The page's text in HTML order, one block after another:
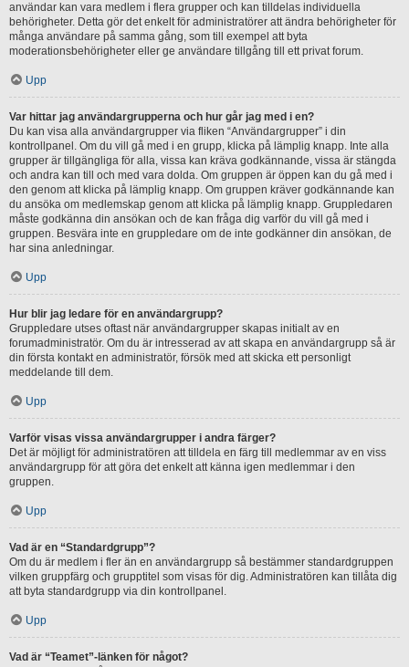
användar kan vara medlem i flera grupper och kan tilldelas individuella
behörigheter. Detta gör det enkelt för administratörer att ändra behörigheter för
många användare på samma gång, som till exempel att byta
moderationsbehörigheter eller ge användare tillgång till ett privat forum.
Upp
Var hittar jag användargrupperna och hur går jag med i en?
Du kan visa alla användargrupper via fliken “Användargrupper” i din
kontrollpanel. Om du vill gå med i en grupp, klicka på lämplig knapp. Inte alla
grupper är tillgängliga för alla, vissa kan kräva godkännande, vissa är stängda
och andra kan till och med vara dolda. Om gruppen är öppen kan du gå med i
den genom att klicka på lämplig knapp. Om gruppen kräver godkännande kan
du ansöka om medlemskap genom att klicka på lämplig knapp. Gruppledaren
måste godkänna din ansökan och de kan fråga dig varför du vill gå med i
gruppen. Besvära inte en gruppledare om de inte godkänner din ansökan, de
har sina anledningar.
Upp
Hur blir jag ledare för en användargrupp?
Gruppledare utses oftast när användargrupper skapas initialt av en
forumadministratör. Om du är intresserad av att skapa en användargrupp så är
din första kontakt en administratör, försök med att skicka ett personligt
meddelande till dem.
Upp
Varför visas vissa användargrupper i andra färger?
Det är möjligt för administratören att tilldela en färg till medlemmar av en viss
användargrupp för att göra det enkelt att känna igen medlemmar i den
gruppen.
Upp
Vad är en “Standardgrupp”?
Om du är medlem i fler än en användargrupp så bestämmer standardgruppen
vilken gruppfärg och grupptitel som visas för dig. Administratören kan tillåta dig
att byta standardgrupp via din kontrollpanel.
Upp
Vad är “Teamet”-länken för något?